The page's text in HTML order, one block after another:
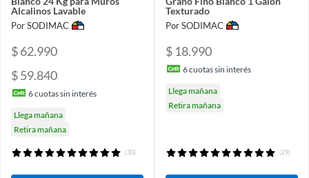
Alcalinos Lavable
Por SODIMAC
$ 62.990
$ 59.840
6cuotas sin interés
Llega mañana
Retira mañana
(30)
Texturado
Por SODIMAC
$ 18.990
6cuotas sin interés
Llega mañana
Retira mañana
(29)